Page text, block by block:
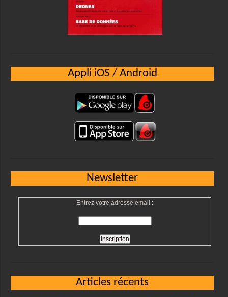
Appli iOS / Android
Newsletter
Entrez votre adresse email :
Articles récents